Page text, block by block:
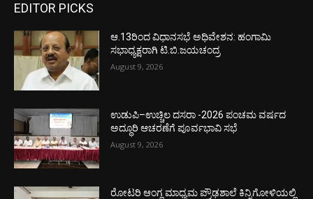
EDITOR PICKS
ಆ.13ರಿಂದ ವಿಧಾನಸಭೆ ಅಧಿವೇಶನ: ಹಂಗಾಮಿ
ಸಭಾಧ್ಯಕ್ಷರಾಗಿ ಟಿ.ಬಿ.ಜಯಚಂದ್ರ
August 9, 2026
ಉಡುಪಿ–ಉಚ್ಚಿಲ ದಸರಾ -2026 ಪಂಚಮ ವರ್ಷದ
ಅದ್ಧೂರಿ ಆಚರಣೆಗೆ ಪೂರ್ವಭಾವಿ ಸಭೆ
August 9, 2026
ರೋಟರಿ ಆಂಗ್ಲ ಮಾಧ್ಯಮ ಪ್ರೌಢಶಾಲೆ ಕಿನ್ನಿಗೋಳಿಯಲ್ಲಿ